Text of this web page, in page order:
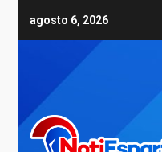
agosto 6, 2026